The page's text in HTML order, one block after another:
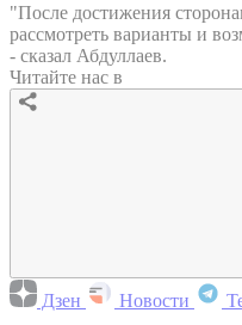
"После достижения
рассмотреть варианты и
- сказал Абдуллаев.
Читайте нас в
Дзен Новости